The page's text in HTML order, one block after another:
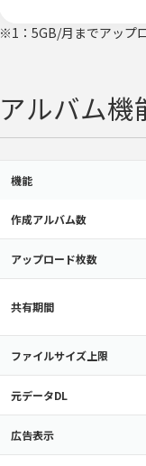
※1：5GB/月までアップ
アルバム機
機能
作成アルバム数
アップロード枚数
共有期間
ファイルサイズ上限
元データDL
広告表示